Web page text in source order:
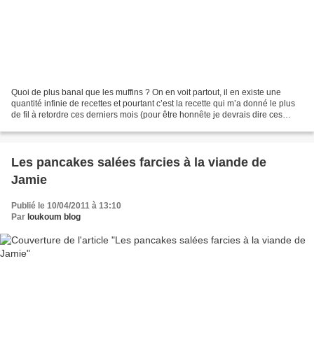
Quoi de plus banal que les muffins ? On en voit partout, il en existe une
quantité infinie de recettes et pourtant c’est la recette qui m’a donné le plus
de fil à retordre ces derniers mois (pour être honnête je devrais dire ces
Les pancakes salées farcies à la viande de
Jamie
Publié le 10/04/2011 à 13:10
Par loukoum blog